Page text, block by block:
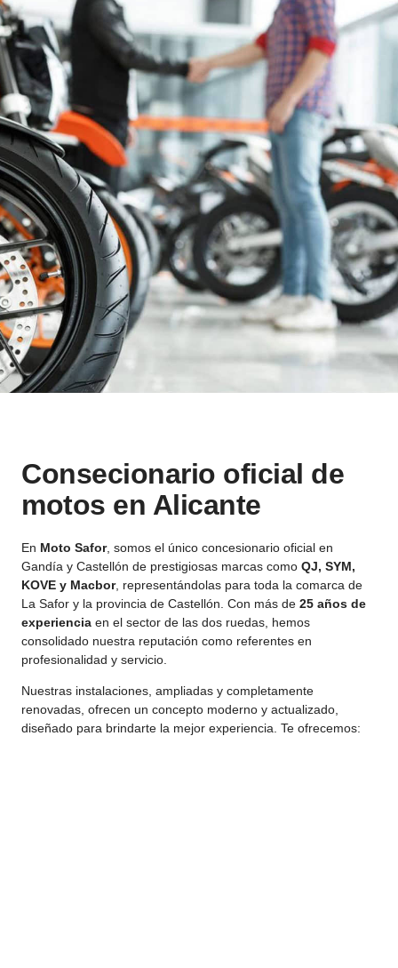
Consecionario oficial de
motos en Alicante
En Moto Safor, somos el único concesionario oficial en
Gandía y Castellón de prestigiosas marcas como QJ, SYM,
KOVE y Macbor, representándolas para toda la comarca de
La Safor y la provincia de Castellón. Con más de 25 años de
experiencia en el sector de las dos ruedas, hemos
consolidado nuestra reputación como referentes en
profesionalidad y servicio.
Nuestras instalaciones, ampliadas y completamente
renovadas, ofrecen un concepto moderno y actualizado,
diseñado para brindarte la mejor experiencia. Te ofrecemos: